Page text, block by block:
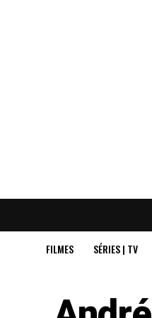
FILMES SÉRIES | TV